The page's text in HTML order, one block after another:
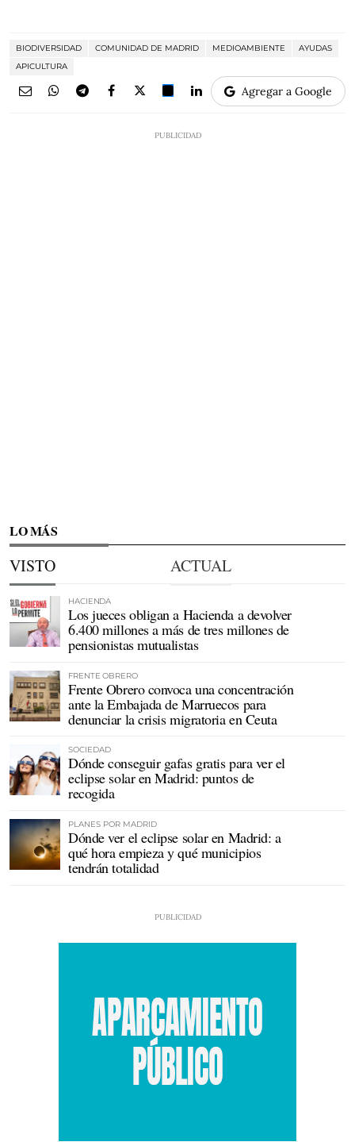
BIODIVERSIDAD COMUNIDAD DE MADRID MEDIOAMBIENTE
AYUDAS
APICULTURA
Agregar a Google
LO MÁS
VISTO ACTUAL
HACIENDA
Los jueces obligan a Hacienda a devolver
6.400 millones a más de tres millones de
pensionistas mutualistas
FRENTE OBRERO
Frente Obrero convoca una concentración
ante la Embajada de Marruecos para
denunciar la crisis migratoria en Ceuta
SOCIEDAD
Dónde conseguir gafas gratis para ver el
eclipse solar en Madrid: puntos de
recogida
PLANES POR MADRID
Dónde ver el eclipse solar en Madrid: a
qué hora empieza y qué municipios
tendrán totalidad